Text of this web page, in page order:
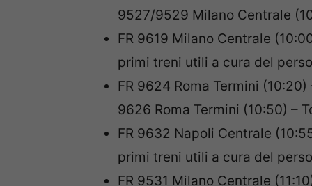
9527/9529 Milano Centrale
FR 9619 Milano Centrale
primi treni utili a cura del
FR 9624 Roma Termini
9626 Roma Termini (10:50) –
FR 9632 Napoli Centrale
primi treni utili a cura del
FR 9531 Milano Centrale